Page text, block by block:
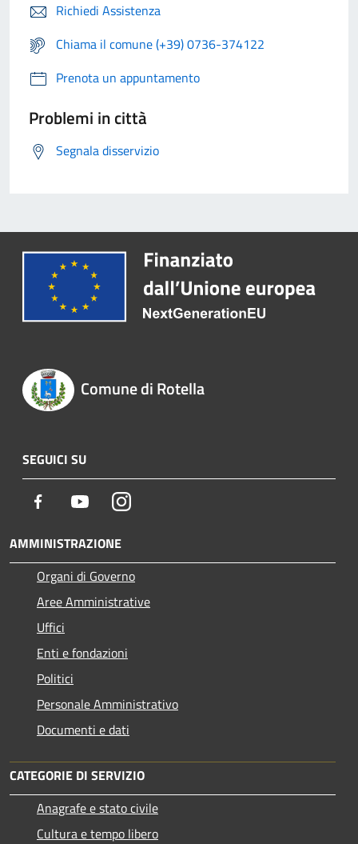
Richiedi Assistenza
Chiama il comune (+39) 0736-374122
Prenota un appuntamento
Problemi in città
Segnala disservizio
Comune di Rotella
SEGUICI SU
Facebook YoutubeInstagram
AMMINISTRAZIONE
Organi di Governo
Aree Amministrative
Uffici
Enti e fondazioni
Politici
Personale Amministrativo
Documenti e dati
CATEGORIE DI SERVIZIO
Anagrafe e stato civile
Cultura e tempo libero